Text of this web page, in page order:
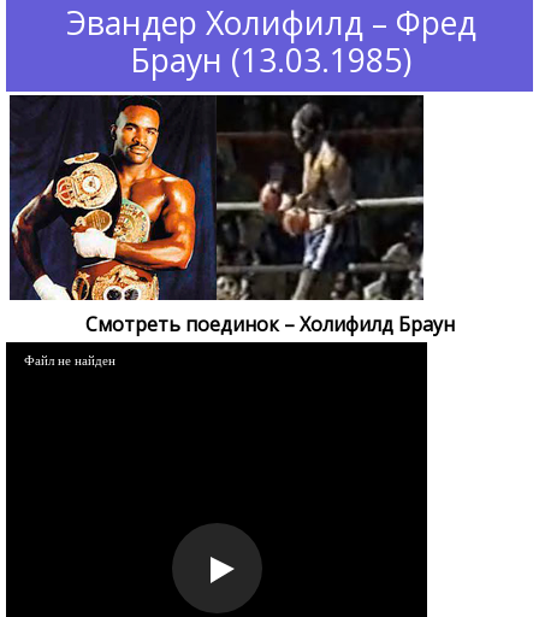
Эвандер Холифилд – Фред
Браун (13.03.1985)
Смотреть поединок – Холифилд Браун
Файл не найден